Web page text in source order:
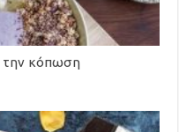
την κόπωση